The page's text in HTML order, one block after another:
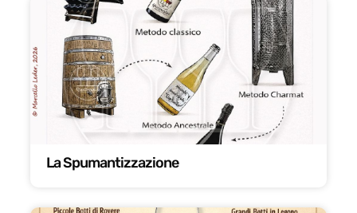
La Spumantizzazione